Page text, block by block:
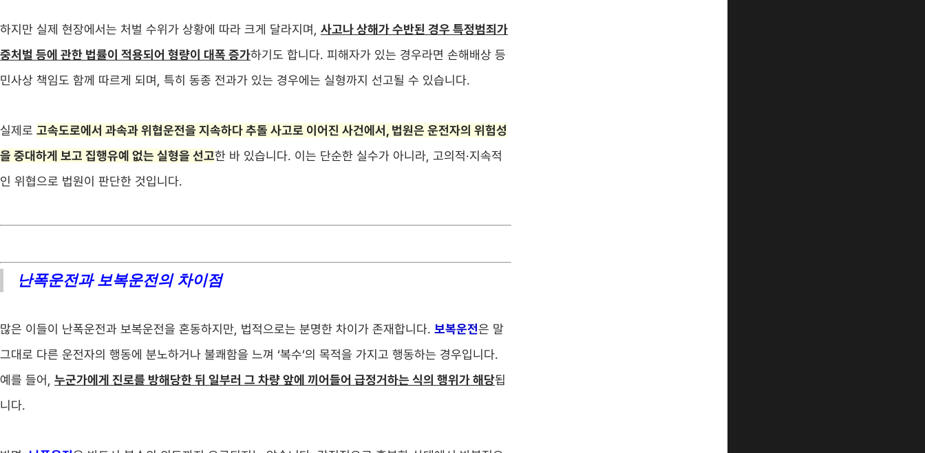
하지만 실제 현장에서는 처벌 수위가 상황에 따라 크게 달라지며, 사고나 상해가 수반된 경우 특정범죄가
중처벌 등에 관한 법률이 적용되어 형량이 대폭 증가하기도 합니다. 피해자가 있는 경우라면 손해배상 등
민사상 책임도 함께 따르게 되며, 특히 동종 전과가 있는 경우에는 실형까지 선고될 수 있습니다.
실제로 고속도로에서 과속과 위협운전을 지속하다 추돌 사고로 이어진 사건에서, 법원은 운전자의 위험성
을 중대하게 보고 집행유예 없는 실형을 선고한 바 있습니다. 이는 단순한 실수가 아니라, 고의적·지속적
인 위협으로 법원이 판단한 것입니다.
난폭운전과 보복운전의 차이점
많은 이들이 난폭운전과 보복운전을 혼동하지만, 법적으로는 분명한 차이가 존재합니다. 보복운전은 말
그대로 다른 운전자의 행동에 분노하거나 불쾌함을 느껴 ‘복수’의 목적을 가지고 행동하는 경우입니다.
예를 들어, 누군가에게 진로를 방해당한 뒤 일부러 그 차량 앞에 끼어들어 급정거하는 식의 행위가 해당됩
니다.